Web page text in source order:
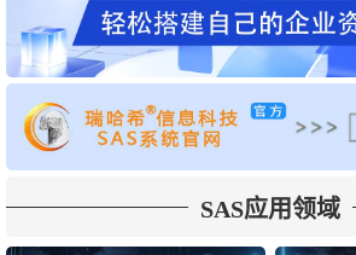
SAS应用领域